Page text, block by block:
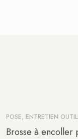
POSE, ENTRETIEN
Brosse à